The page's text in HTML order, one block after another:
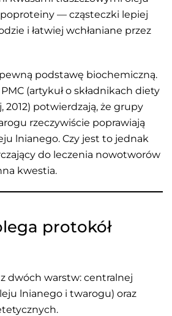
— cząsteczki lepiej
i łatwiej wchłaniane przez
podstawę biochemiczną.
(artykuł o składnikach diety
potwierdzają, że grupy
rzeczywiście poprawiają
lnianego. Czy jest to jednak
do leczenia nowotworów
kwestia.
protokół
z dwóch warstw: centralnej
lnianego i twarogu) oraz